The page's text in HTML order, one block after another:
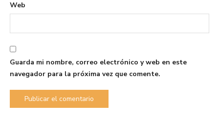
Web
Guarda mi nombre, correo electrónico y web en este
navegador para la próxima vez que comente.